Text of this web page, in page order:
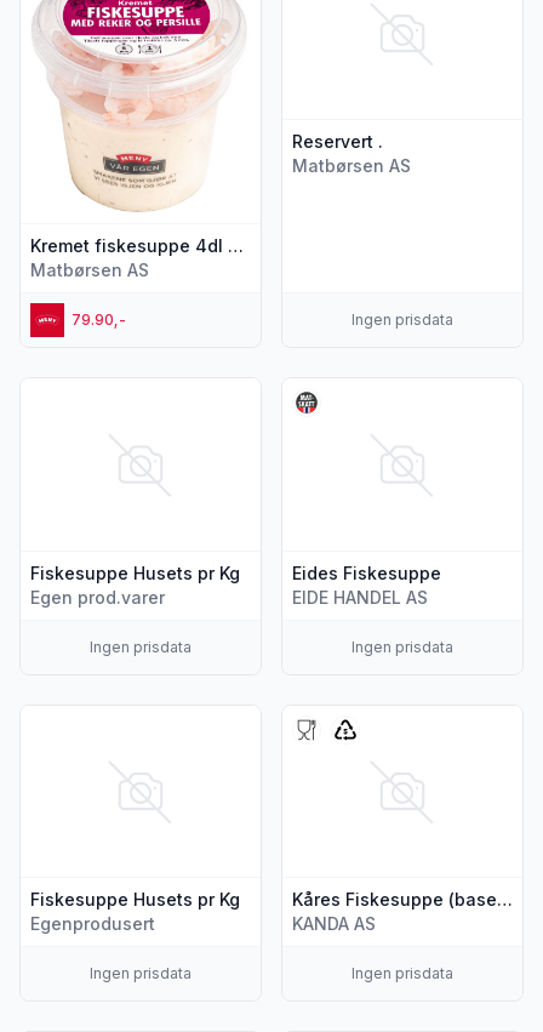
Kremet fiskesuppe 4dl + norske reker
Matbørsen AS
79.90,-
Reservert .
Matbørsen AS
Ingen prisdata
Fiskesuppe Husets pr Kg
Egen prod.varer
Ingen prisdata
Vis flere detaljer for produktet "Fiskesuppe Husets pr Kg"
Eides Fiskesuppe
EIDE HANDEL AS
Ingen prisdata
Vis flere detaljer for
Fiskesuppe Husets pr Kg
Egenprodusert
Ingen prisdata
Vis flere detaljer for produktet "Fiskesuppe Husets pr Kg"
Kåres Fiskesuppe (base) 900g
KANDA AS
Ingen prisdata
Vis flere detaljer for